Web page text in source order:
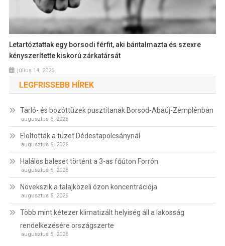
Letartóztattak egy borsodi férfit, aki bántalmazta és szexre
kényszerítette kiskorú zárkatársát
július 14, 2026
LEGFRISSEBB HÍREK
Tarló- és bozóttüzek pusztítanak Borsod-Abaúj-Zemplénban
augusztus 6, 2026
Eloltották a tüzet Dédestapolcsánynál
augusztus 6, 2026
Halálos baleset történt a 3-as főúton Forrón
augusztus 6, 2026
Növekszik a talajközeli ózon koncentrációja
augusztus 5, 2026
Több mint kétezer klimatizált helyiség áll a lakosság
rendelkezésére országszerte
augusztus 5, 2026